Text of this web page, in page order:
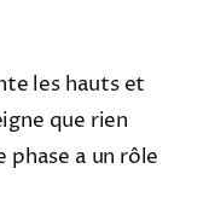
les hauts et
que rien
phase a un rôle